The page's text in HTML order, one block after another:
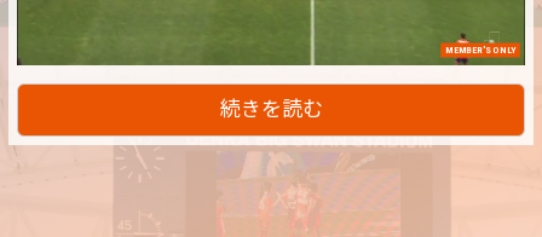
MEMBER'S ONLY
続きを読む